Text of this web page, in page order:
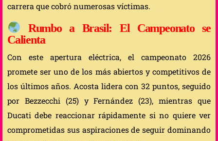
carrera que cobró numerosas víctimas.
Rumbo a Brasil: El Campeonato se
Calienta
Con este apertura eléctrica, el campeonato 2026
promete ser uno de los más abiertos y competitivos de
los últimos años. Acosta lidera con 32 puntos, seguido
por Bezzecchi (25) y Fernández (23), mientras que
Ducati debe reaccionar rápidamente si no quiere ver
comprometidas sus aspiraciones de seguir dominando